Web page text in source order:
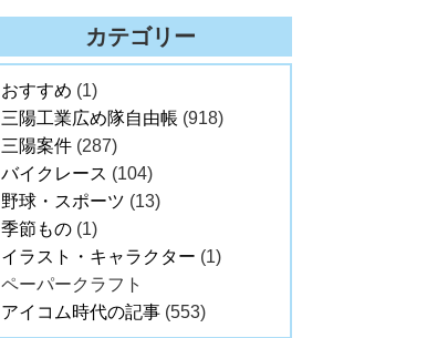
カテゴリー
おすすめ (1)
三陽工業広め隊自由帳 (918)
三陽案件 (287)
バイクレース (104)
野球・スポーツ (13)
季節もの (1)
イラスト・キャラクター (1)
ペーパークラフト
アイコム時代の記事 (553)